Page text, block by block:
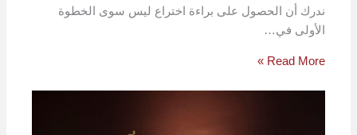
ندرك أن الحصول على براءة اختراع ليس سوى الخطوة
الأولى في…
Read More »